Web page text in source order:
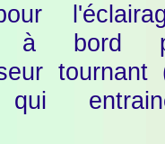
à bord
tournant
qui